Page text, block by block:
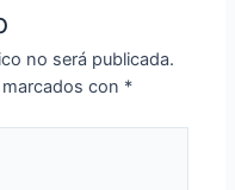
no será publicada.
con *